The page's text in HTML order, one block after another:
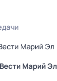
Марий Эл
Марий Эл